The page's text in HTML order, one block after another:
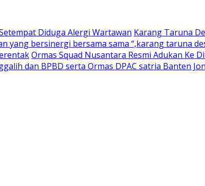
Diduga Alergi Wartawan Karang Taruna
bersinergi bersama sama “,karang taruna
Ormas Squad Nusantara Resmi Adukan Ke
dan BPBD serta Ormas DPAC satria Banten